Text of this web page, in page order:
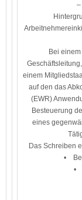
–
Bei
einem
auf den das
(EWR)
Besteuerung
eines
Das Schreiben
•
•